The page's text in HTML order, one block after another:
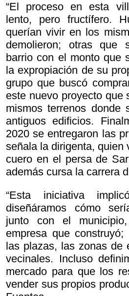
“El proceso en esta
lento, pero fructífero.
querían vivir en los
demolieron; otras que
barrio con el monto que
la expropiación de su
grupo que buscó
este nuevo proyecto que
mismos terrenos donde
antiguos edificios.
2020 se entregaron las
señala la dirigenta, quien
cuero en el persa de
además cursa la carrera
“Esta iniciativa
diseñáramos cómo
junto con el
empresa que construyó;
las plazas, las zonas de
vecinales. Incluso
mercado para que los
vender sus propios